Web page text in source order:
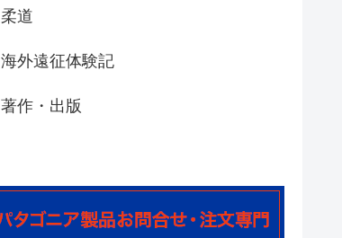
柔道
海外遠征体験記
著作・出版